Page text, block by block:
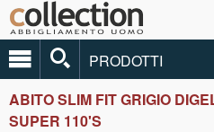
PRODOTTI
ABITO SLIM FIT GRIGIO
SUPER 110'S